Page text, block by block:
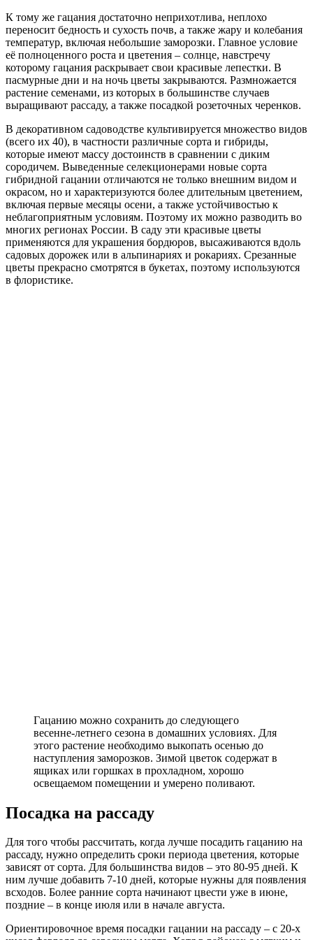
К тому же гацания достаточно неприхотлива, неплохо
переносит бедность и сухость почв, а также жару и колебания
температур, включая небольшие заморозки. Главное условие
её полноценного роста и цветения – солнце, навстречу
которому гацания раскрывает свои красивые лепестки. В
пасмурные дни и на ночь цветы закрываются. Размножается
растение семенами, из которых в большинстве случаев
выращивают рассаду, а также посадкой розеточных черенков.
В декоративном садоводстве культивируется множество видов
(всего их 40), в частности различные сорта и гибриды,
которые имеют массу достоинств в сравнении с диким
сородичем. Выведенные селекционерами новые сорта
гибридной гацании отличаются не только внешним видом и
окрасом, но и характеризуются более длительным цветением,
включая первые месяцы осени, а также устойчивостью к
неблагоприятным условиям. Поэтому их можно разводить во
многих регионах России. В саду эти красивые цветы
применяются для украшения бордюров, высаживаются вдоль
садовых дорожек или в альпинариях и рокариях. Срезанные
цветы прекрасно смотрятся в букетах, поэтому используются
в флористике.
Гацанию можно сохранить до следующего
весенне-летнего сезона в домашних условиях. Для
этого растение необходимо выкопать осенью до
наступления заморозков. Зимой цветок содержат в
ящиках или горшках в прохладном, хорошо
освещаемом помещении и умерено поливают.
Посадка на рассаду
Для того чтобы рассчитать, когда лучше посадить гацанию на
рассаду, нужно определить сроки периода цветения, которые
зависят от сорта. Для большинства видов – это 80-95 дней. К
ним лучше добавить 7-10 дней, которые нужны для появления
всходов. Более ранние сорта начинают цвести уже в июне,
поздние – в конце июля или в начале августа.
Ориентировочное время посадки гацании на рассаду – с 20-х